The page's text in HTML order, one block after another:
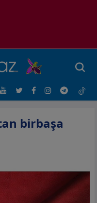
birbaşa